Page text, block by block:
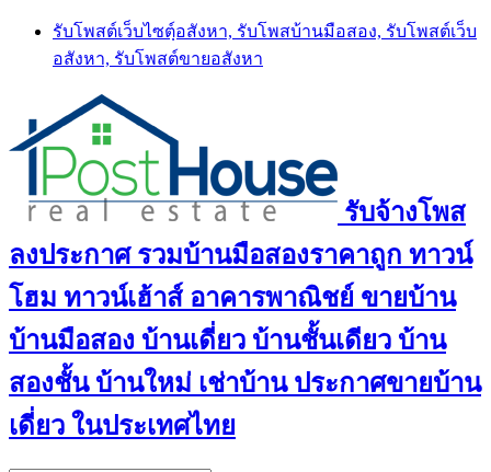
Skip
content
รับโพสต์เว็บไซตฺ์อสังหา, รับโพสบ้านมือสอง, รับโพสต์เว็บ
อสังหา, รับโพสต์ขายอสังหา
รับจ้างโพส
ลงประกาศ รวมบ้านมือสองราคาถูก ทาวน์
โฮม ทาวน์เฮ้าส์ อาคารพาณิชย์ ขายบ้าน
บ้านมือสอง บ้านเดี่ยว บ้านชั้นเดียว บ้าน
สองชั้น บ้านใหม่ เช่าบ้าน ประกาศขายบ้าน
เดี่ยว ในประเทศไทย